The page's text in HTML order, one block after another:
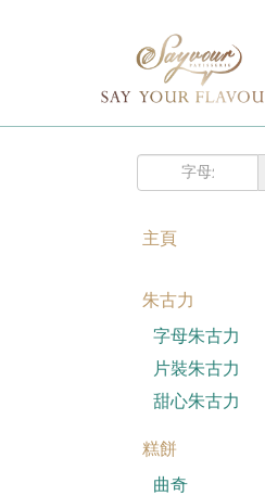
我的賬戶
主頁
朱古力
字母朱古力
片裝朱古力
甜心朱古力
糕餅
曲奇